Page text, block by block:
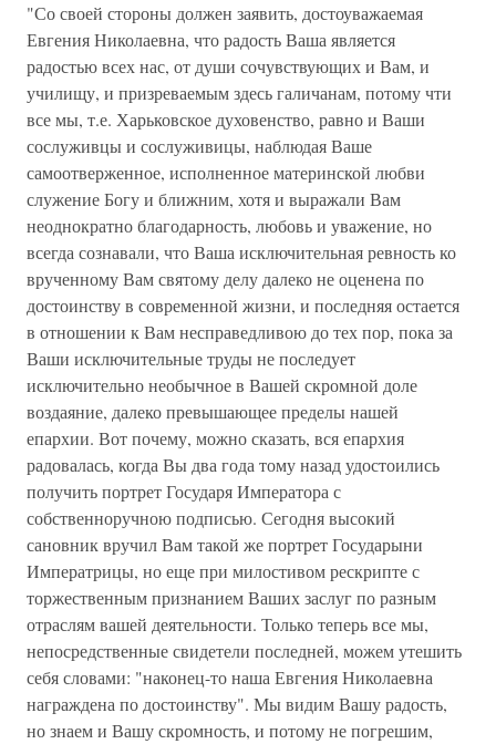
"Со своей стороны должен заявить, достоуважаемая
Евгения Николаевна, что радость Ваша является
радостью всех нас, от души сочувствующих и Вам, и
училищу, и призреваемым здесь галичанам, потому чти
все мы, т.е. Харьковское духовенство, равно и Ваши
сослуживцы и сослуживицы, наблюдая Ваше
самоотверженное, исполненное материнской любви
служение Богу и ближним, хотя и выражали Вам
неоднократно благодарность, любовь и уважение, но
всегда сознавали, что Ваша исключительная ревность ко
врученному Вам святому делу далеко не оценена по
достоинству в современной жизни, и последняя остается
в отношении к Вам несправедливою до тех пор, пока за
Ваши исключительные труды не последует
исключительно необычное в Вашей скромной доле
воздаяние, далеко превышающее пределы нашей
епархии. Вот почему, можно сказать, вся епархия
радовалась, когда Вы два года тому назад удостоились
получить портрет Государя Императора с
собственноручною подписью. Сегодня высокий
сановник вручил Вам такой же портрет Государыни
Императрицы, но еще при милостивом рескрипте с
торжественным признанием Ваших заслуг по разным
отраслям вашей деятельности. Только теперь все мы,
непосредственные свидетели последней, можем утешить
себя словами: "наконец-то наша Евгения Николаевна
награждена по достоинству". Мы видим Вашу радость,
но знаем и Вашу скромность, и потому не погрешим,